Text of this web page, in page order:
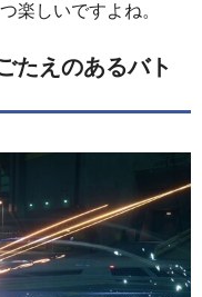
しいですよね。
たえのあるバト